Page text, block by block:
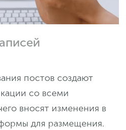
постов создают
со всеми
вносят изменения в
для размещения.